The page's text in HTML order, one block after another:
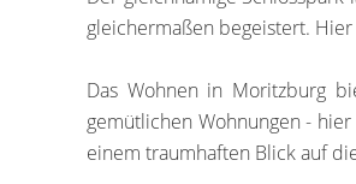
gleichermaßen begeistert.
Das Wohnen in Moritzburg
gemütlichen Wohnungen -
einem traumhaften Blick auf